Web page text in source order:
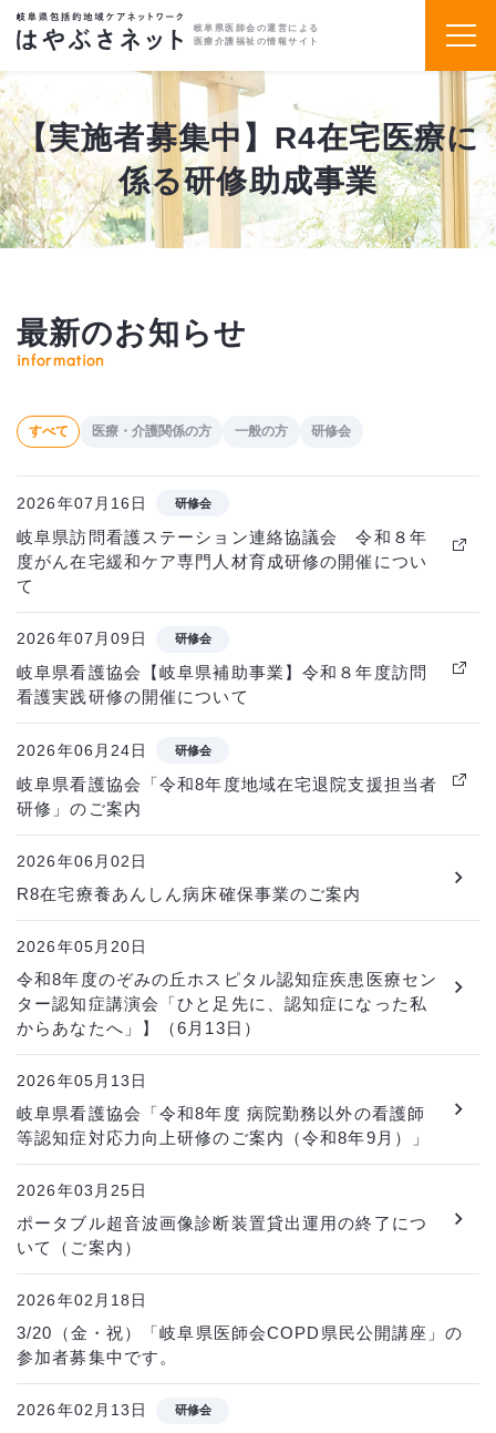
岐阜県医師会の運営による
医療介護福祉の情報サイト
【実施者募集中】R4在宅医療に
係る研修助成事業
最新のお知らせ
information
すべて 医療・介護関係の方 一般の方 研修会
2026年07月16日 研修会
岐阜県訪問看護ステーション連絡協議会 令和８年
度がん在宅緩和ケア専門人材育成研修の開催につい
て
2026年07月09日 研修会
岐阜県看護協会【岐阜県補助事業】令和８年度訪問
看護実践研修の開催について
2026年06月24日 研修会
岐阜県看護協会「令和8年度地域在宅退院支援担当者
研修」のご案内
2026年06月02日
R8在宅療養あんしん病床確保事業のご案内
2026年05月20日
令和8年度のぞみの丘ホスピタル認知症疾患医療セン
ター認知症講演会「ひと足先に、認知症になった私
からあなたへ」】（6月13日）
2026年05月13日
岐阜県看護協会「令和8年度 病院勤務以外の看護師
等認知症対応力向上研修のご案内（令和8年9月）」
2026年03月25日
ポータブル超音波画像診断装置貸出運用の終了につ
いて（ご案内）
2026年02月18日
3/20（金・祝）「岐阜県医師会COPD県民公開講座」の
参加者募集中です。
2026年02月13日 研修会